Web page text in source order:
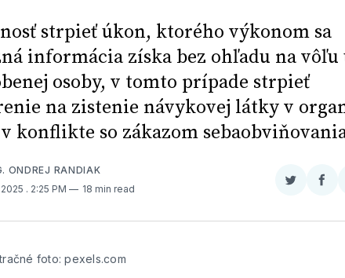
strpieť úkon, ktorého výkonom sa
informácia získa bez ohľadu na vôľu
osoby, v tomto prípade strpieť
na zistenie návykovej látky v
konflikte so zákazom
ONDREJ RANDIAK
. 2:25 PM 18 min read
Zdieľať
Twitter
foto: pexels.com